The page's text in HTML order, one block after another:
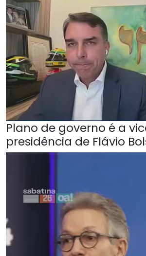
Plano de governo é a
presidência de Flávio